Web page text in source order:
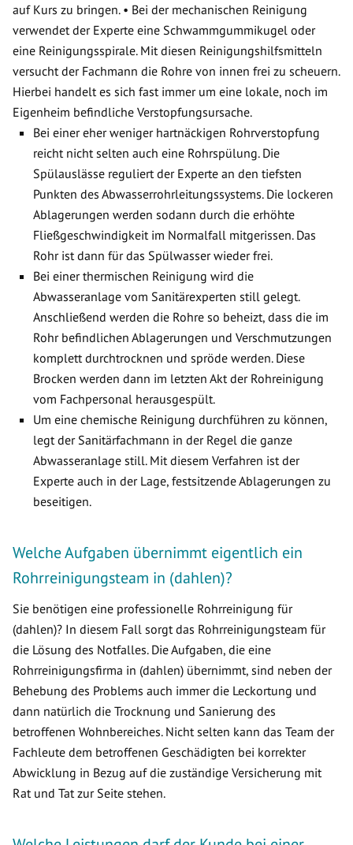
auf Kurs zu bringen. • Bei der mechanischen Reinigung
verwendet der Experte eine Schwammgummikugel oder
eine Reinigungsspirale. Mit diesen Reinigungshilfsmitteln
versucht der Fachmann die Rohre von innen frei zu scheuern.
Hierbei handelt es sich fast immer um eine lokale, noch im
Eigenheim befindliche Verstopfungsursache.
Bei einer eher weniger hartnäckigen Rohrverstopfung
reicht nicht selten auch eine Rohrspülung. Die
Spülauslässe reguliert der Experte an den tiefsten
Punkten des Abwasserrohrleitungssystems. Die lockeren
Ablagerungen werden sodann durch die erhöhte
Fließgeschwindigkeit im Normalfall mitgerissen. Das
Rohr ist dann für das Spülwasser wieder frei.
Bei einer thermischen Reinigung wird die
Abwasseranlage vom Sanitärexperten still gelegt.
Anschließend werden die Rohre so beheizt, dass die im
Rohr befindlichen Ablagerungen und Verschmutzungen
komplett durchtrocknen und spröde werden. Diese
Brocken werden dann im letzten Akt der Rohreinigung
vom Fachpersonal herausgespült.
Um eine chemische Reinigung durchführen zu können,
legt der Sanitärfachmann in der Regel die ganze
Abwasseranlage still. Mit diesem Verfahren ist der
Experte auch in der Lage, festsitzende Ablagerungen zu
beseitigen.
Welche Aufgaben übernimmt eigentlich ein
Rohrreinigungsteam in (dahlen)?
Sie benötigen eine professionelle Rohrreinigung für
(dahlen)? In diesem Fall sorgt das Rohrreinigungsteam für
die Lösung des Notfalles. Die Aufgaben, die eine
Rohrreinigungsfirma in (dahlen) übernimmt, sind neben der
Behebung des Problems auch immer die Leckortung und
dann natürlich die Trocknung und Sanierung des
betroffenen Wohnbereiches. Nicht selten kann das Team der
Fachleute dem betroffenen Geschädigten bei korrekter
Abwicklung in Bezug auf die zuständige Versicherung mit
Rat und Tat zur Seite stehen.